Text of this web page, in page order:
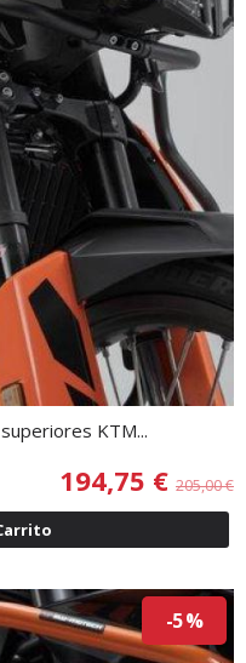
KTM...
194,75 € 205,00 €
-5 %